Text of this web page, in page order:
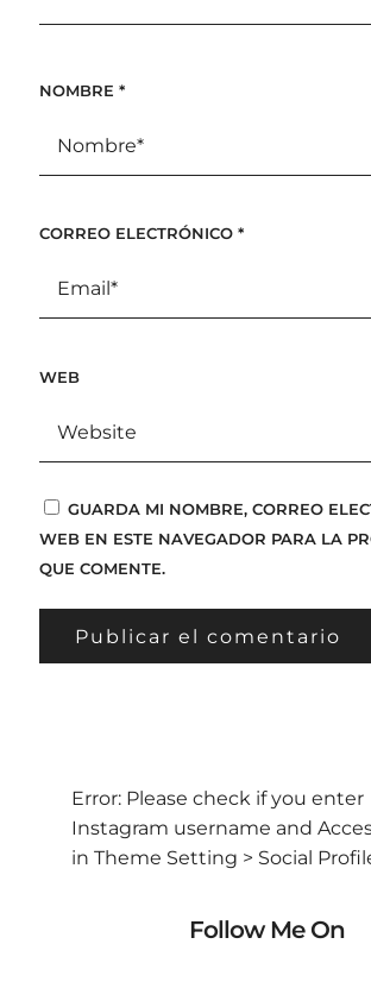
NOMBRE *
CORREO ELECTRÓNICO *
WEB
GUARDA MI NOMBRE, CORREO
WEB EN ESTE NAVEGADOR PARA LA
QUE COMENTE.
Error: Please check if you enter
Instagram username and
in Theme Setting > Social
Follow Me On